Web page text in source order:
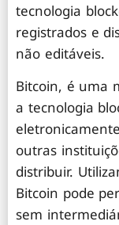
tecnologia
registrados e
não editáveis.
Bitcoin, é uma
a tecnologia
outras
distribuir.
Bitcoin pode
sem